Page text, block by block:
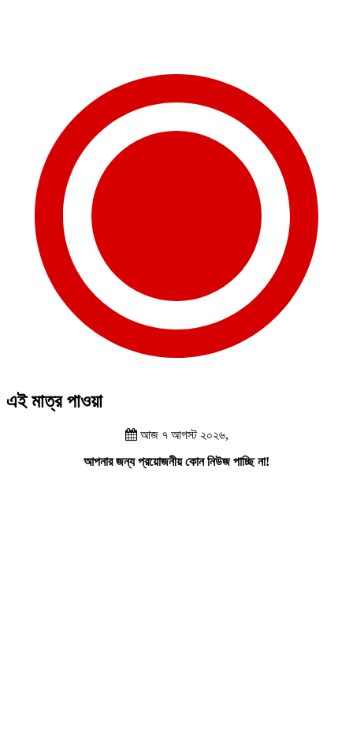
এই মাত্র পাওয়া
আজ ৭ আগস্ট ২০২৬,
আপনার জন্য প্রয়োজনীয় কোন নিউজ পাচ্ছি না!